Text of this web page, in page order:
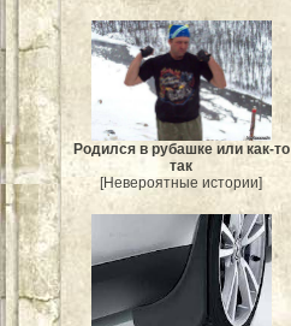
Родился в рубашке или как-то
так
[Невероятные истории]